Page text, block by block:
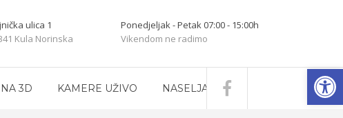
ulica 1
Kula Norinska
Ponedjeljak - Petak 07:00 - 15:00h
Vikendom ne radimo
3D KAMERE UŽIVO NASELJA